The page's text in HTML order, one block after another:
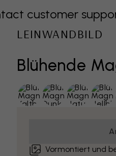
customer
Blühende
LEINWANDBILD
Vormontiert und